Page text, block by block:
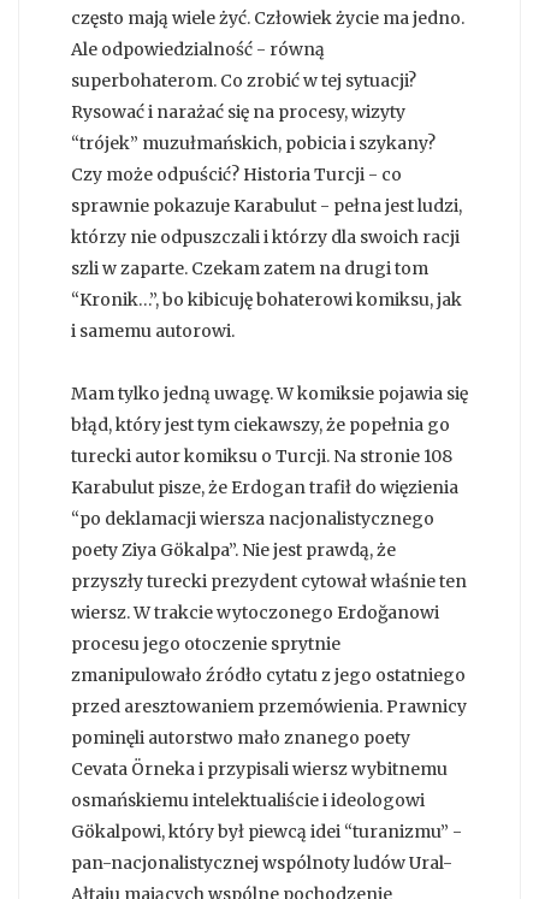
często mają wiele żyć. Człowiek życie ma jedno.
Ale odpowiedzialność - równą
superbohaterom. Co zrobić w tej sytuacji?
Rysować i narażać się na procesy, wizyty
“trójek” muzułmańskich, pobicia i szykany?
Czy może odpuścić? Historia Turcji - co
sprawnie pokazuje Karabulut - pełna jest ludzi,
którzy nie odpuszczali i którzy dla swoich racji
szli w zaparte. Czekam zatem na drugi tom
“Kronik…”, bo kibicuję bohaterowi komiksu, jak
i samemu autorowi.
Mam tylko jedną uwagę. W komiksie pojawia się
błąd, który jest tym ciekawszy, że popełnia go
turecki autor komiksu o Turcji. Na stronie 108
Karabulut pisze, że Erdogan trafił do więzienia
“po deklamacji wiersza nacjonalistycznego
poety Ziya Gökalpa”. Nie jest prawdą, że
przyszły turecki prezydent cytował właśnie ten
wiersz. W trakcie wytoczonego Erdoğanowi
procesu jego otoczenie sprytnie
zmanipulowało źródło cytatu z jego ostatniego
przed aresztowaniem przemówienia. Prawnicy
pominęli autorstwo mało znanego poety
Cevata Örneka i przypisali wiersz wybitnemu
osmańskiemu intelektualiście i ideologowi
Gökalpowi, który był piewcą idei “turanizmu” -
pan-nacjonalistycznej wspólnoty ludów Ural-
Ałtaju mających wspólne pochodzenie